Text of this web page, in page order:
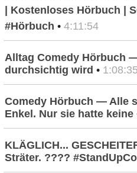
| Kostenloses Hörbuch |
#Hörbuch • 4:11:54
Alltag Comedy Hörbuch
durchsichtig wird • 1:08:35
Comedy Hörbuch — Alle
Enkel. Nur sie hatte keine
KLÄGLICH...
Sträter. ????